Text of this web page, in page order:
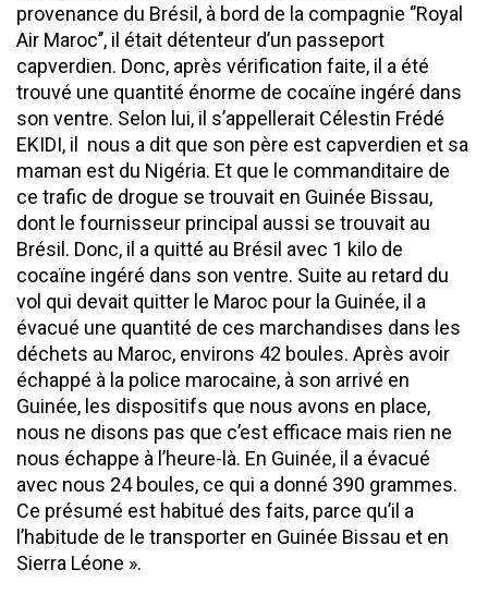
provenance du Brésil, à bord de la compagnie ‘’Royal
Air Maroc’’, il était détenteur d’un passeport
capverdien. Donc, après vérification faite, il a été
trouvé une quantité énorme de cocaïne ingéré dans
son ventre. Selon lui, il s’appellerait Célestin Frédé
EKIDI, il nous a dit que son père est capverdien et sa
maman est du Nigéria. Et que le commanditaire de
ce trafic de drogue se trouvait en Guinée Bissau,
dont le fournisseur principal aussi se trouvait au
Brésil. Donc, il a quitté au Brésil avec 1 kilo de
cocaïne ingéré dans son ventre. Suite au retard du
vol qui devait quitter le Maroc pour la Guinée, il a
évacué une quantité de ces marchandises dans les
déchets au Maroc, environs 42 boules. Après avoir
échappé à la police marocaine, à son arrivé en
Guinée, les dispositifs que nous avons en place,
nous ne disons pas que c’est efficace mais rien ne
nous échappe à l’heure-là. En Guinée, il a évacué
avec nous 24 boules, ce qui a donné 390 grammes.
Ce présumé est habitué des faits, parce qu’il a
l’habitude de le transporter en Guinée Bissau et en
Sierra Léone ».